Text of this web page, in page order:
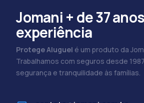
Jomani + de 37
experiência
Protege Aluguel é um produto da
Trabalhamos com seguros desde
segurança e tranquilidade às famílias.